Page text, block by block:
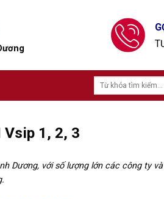
Vsip 1, 2, 3
Dương, với số lượng lớn các công ty